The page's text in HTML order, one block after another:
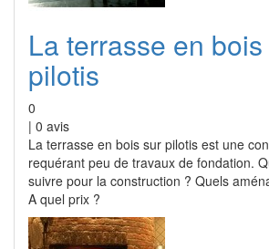
La terrasse en
pilotis
0
| 0 avis
La terrasse en bois sur pilotis est une
requérant peu de travaux de fondation.
suivre pour la construction ? Quels
A quel prix ?